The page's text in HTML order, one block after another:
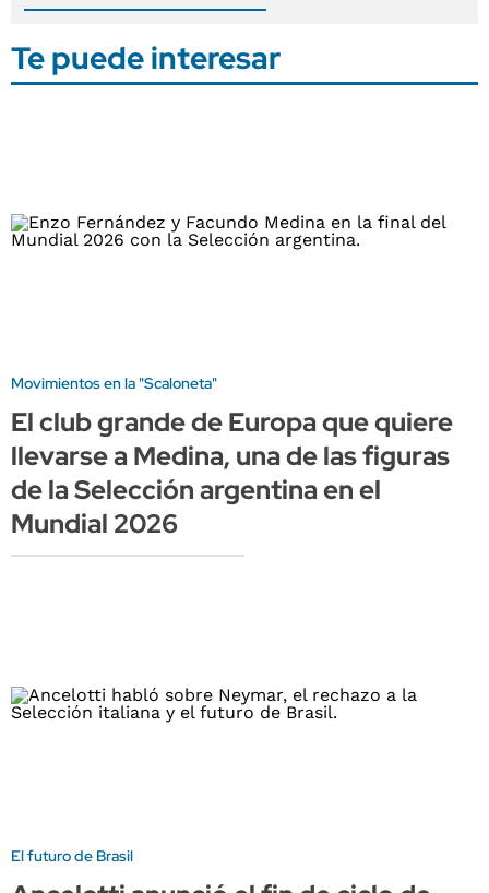
Te puede interesar
Movimientos en la "Scaloneta"
El club grande de Europa que quiere
llevarse a Medina, una de las figuras
de la Selección argentina en el
Mundial 2026
El futuro de Brasil